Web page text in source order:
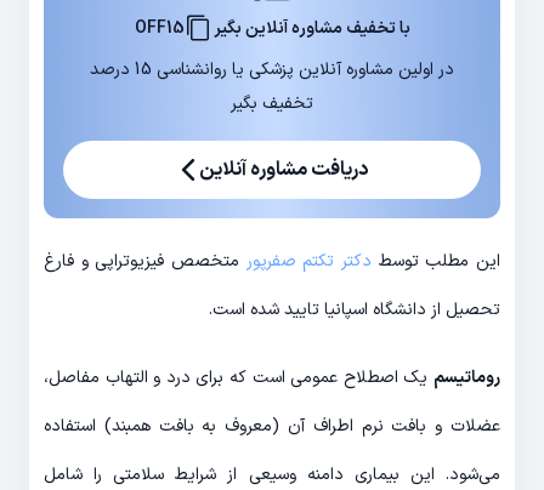
با تخفیف مشاوره آنلاین بگیر
OFF15
در اولین مشاوره آنلاین پزشکی یا روانشناسی 15 درصد
تخفیف بگیر
دریافت مشاوره آنلاین
این مطلب توسط دکتر تکتم صفرپور متخصص فیزیوتراپی و فارغ
تحصیل از دانشگاه اسپانیا تایید شده است.
روماتیسم یک اصطلاح عمومی است که برای درد و التهاب مفاصل،
عضلات و بافت نرم اطراف آن (معروف به بافت همبند) استفاده
می‌شود. این بیماری دامنه وسیعی از شرایط سلامتی را شامل